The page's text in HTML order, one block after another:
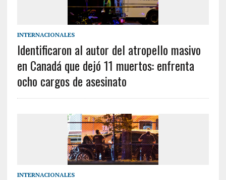
INTERNACIONALES
Identificaron al autor del atropello masivo
en Canadá que dejó 11 muertos: enfrenta
ocho cargos de asesinato
INTERNACIONALES